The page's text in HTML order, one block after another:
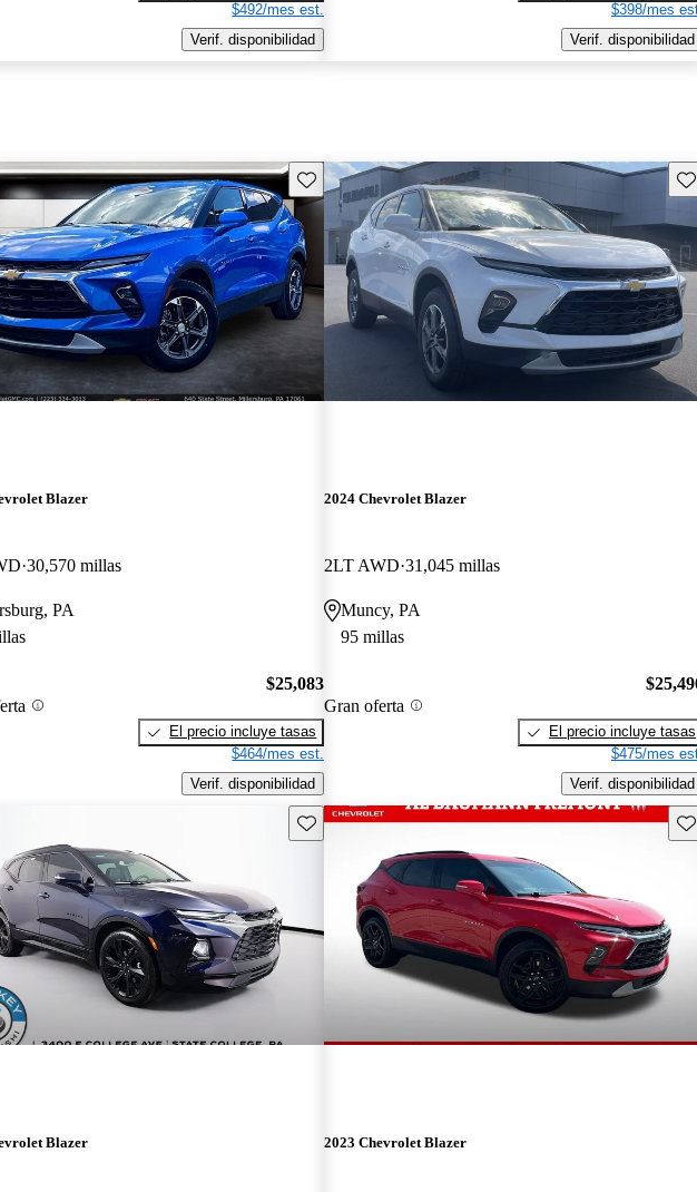
$492/mes est.
Verif. disponibilidad
$398/mes
Verif. disponibilidad
Guarda este Aviso
Blazer
30,570 millas
PA
$25,083
El precio incluye tasas
$464/mes est.
Verif. disponibilidad
2024 Chevrolet Blazer
2LT AWD 31,045 millas
Muncy, PA
95 millas
Gran oferta
El precio incluye tasas
$475/mes
Verif. disponibilidad
Guarda este Aviso
Blazer 2023 Chevrolet Blazer